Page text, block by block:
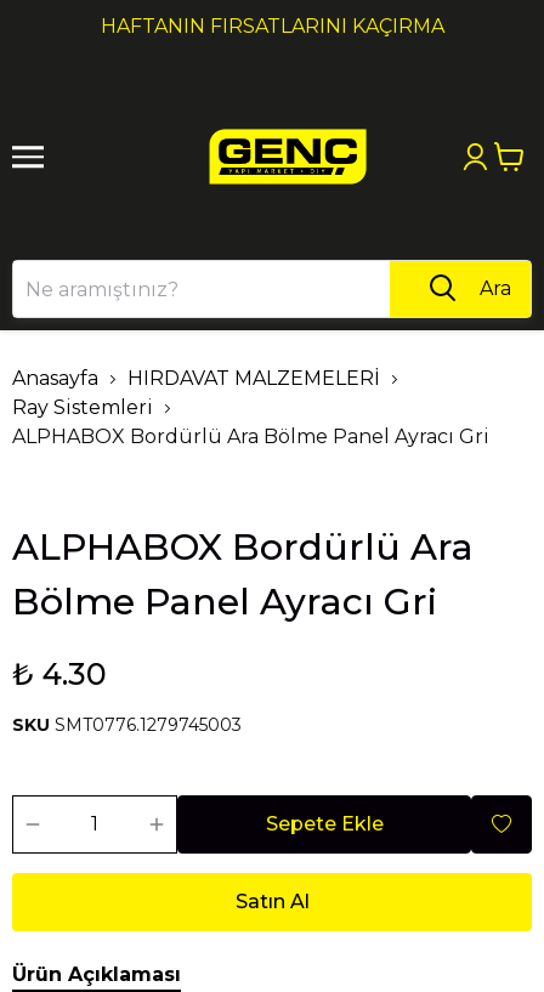
HAFTANIN FIRSATLARINI KAÇIRMA
1 2
Ara
Anasayfa
HIRDAVAT MALZEMELERİ
Ray Sistemleri
ALPHABOX Bordürlü Ara Bölme Panel Ayracı Gri
ALPHABOX Bordürlü Ara
Bölme Panel Ayracı Gri
₺ 4.30
SKU SMT0776.1279745003
Sepete Ekle
Satın Al
Ürün Açıklaması